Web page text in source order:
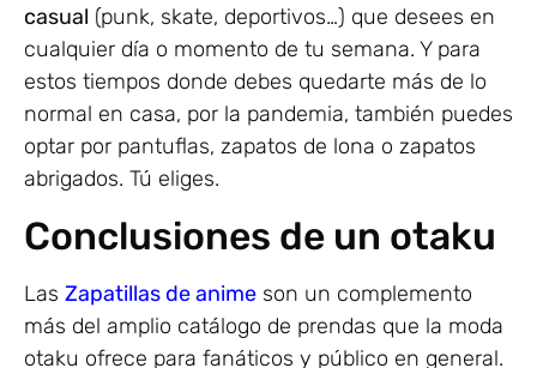
casual (punk, skate, deportivos…) que desees en
cualquier día o momento de tu semana. Y para
estos tiempos donde debes quedarte más de lo
normal en casa, por la pandemia, también puedes
optar por pantuflas, zapatos de lona o zapatos
abrigados. Tú eliges.
Conclusiones de un otaku
Las Zapatillas de anime son un complemento
más del amplio catálogo de prendas que la moda
otaku ofrece para fanáticos y público en general.